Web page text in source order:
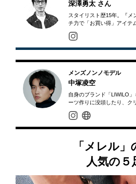
深澤勇太 さん
スタイリスト歴15年。『メ
チ力で「お買い得」アイテ
メンズノンノモデル
中塚凌空
自身のブランド「LIWILO
ーツ作りに没頭したり、ク
「メレル
人気の